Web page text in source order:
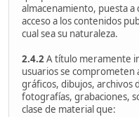
almacenamiento, puesta
acceso a los contenidos
cual sea su naturaleza.
2.4.2A título meramente
usuarios se comprometen
gráficos, dibujos, archivos
fotografías, grabaciones,
clase de material que: